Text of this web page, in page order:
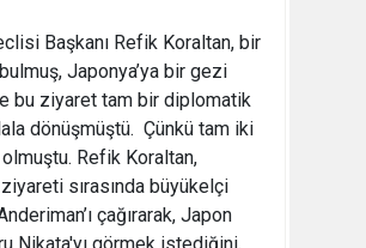
Başkanı Refik Koraltan, bir
Japonya’ya bir gezi
bu ziyaret tam bir diplomatik
dönüşmüştü. Çünkü tam iki
Refik Koraltan,
ziyareti sırasında büyükelçi
çağırarak, Japon